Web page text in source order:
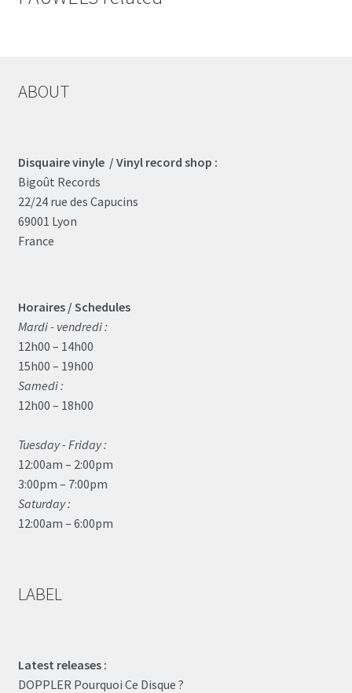
ABOUT
Disquaire vinyle / Vinyl record shop :
Bigoût Records
22/24 rue des Capucins
69001 Lyon
France
Horaires / Schedules
Mardi - vendredi :
12h00 – 14h00
15h00 – 19h00
Samedi :
12h00 – 18h00
Tuesday - Friday :
12:00am – 2:00pm
3:00pm – 7:00pm
Saturday :
12:00am – 6:00pm
LABEL
Latest releases :
DOPPLER Pourquoi Ce Disque ?